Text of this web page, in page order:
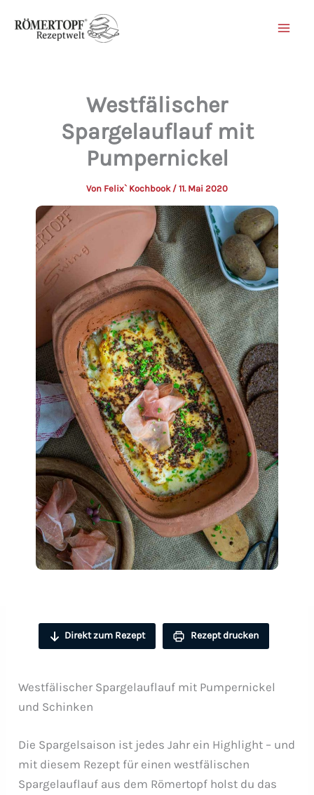
Inhalt
Westfälischer
Spargelauflauf mit
Pumpernickel
Von Felix` Kochbook / 11. Mai 2020
Direkt zum Rezept Rezept drucken
Westfälischer Spargelauflauf mit Pumpernickel
und Schinken
Die Spargelsaison ist jedes Jahr ein Highlight – und
mit diesem Rezept für einen westfälischen
Spargelauflauf aus dem Römertopf holst du das